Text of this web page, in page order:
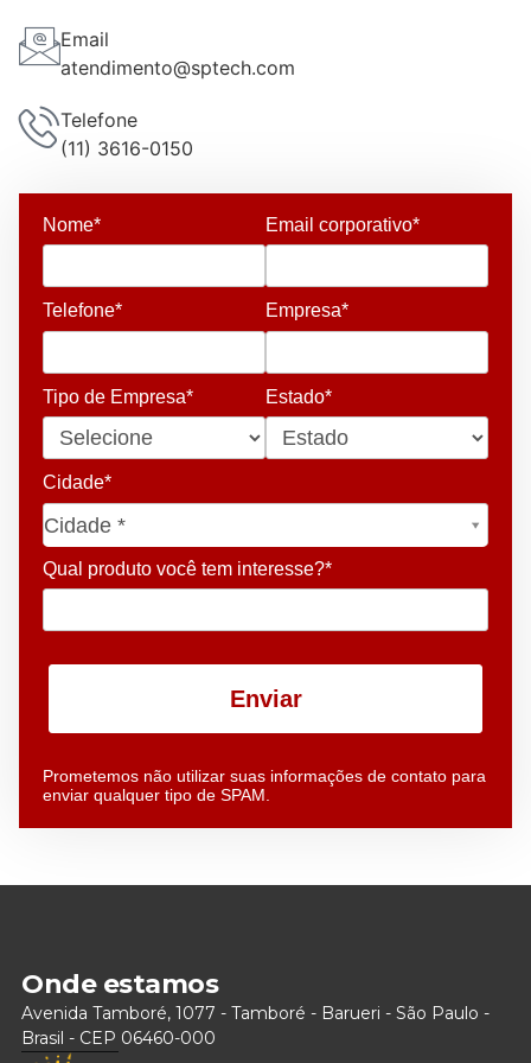
Email
atendimento@sptech.com
Telefone
(11) 3616-0150
Nome* Email corporativo*
Telefone* Empresa*
Tipo de Empresa* Estado*
Cidade*
Cidade *
Cidade*
Qual produto você tem interesse?*
Enviar
Prometemos não utilizar suas informações de contato para
enviar qualquer tipo de SPAM.
Onde estamos
Avenida Tamboré, 1077 - Tamboré - Barueri - São Paulo -
Brasil - CEP 06460-000